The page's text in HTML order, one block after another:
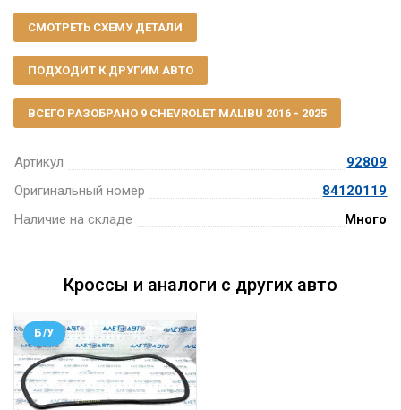
Артикул
92809
Оригинальный номер
84120119
Наличие на складе
Много
СМОТРЕТЬ СХЕМУ ДЕТАЛИ
ПОДХОДИТ К ДРУГИМ АВТО
ВСЕГО РАЗОБРАНО 9 CHEVROLET MALIBU 2016 - 2025
Кроссы и аналоги с других авто
Б/У